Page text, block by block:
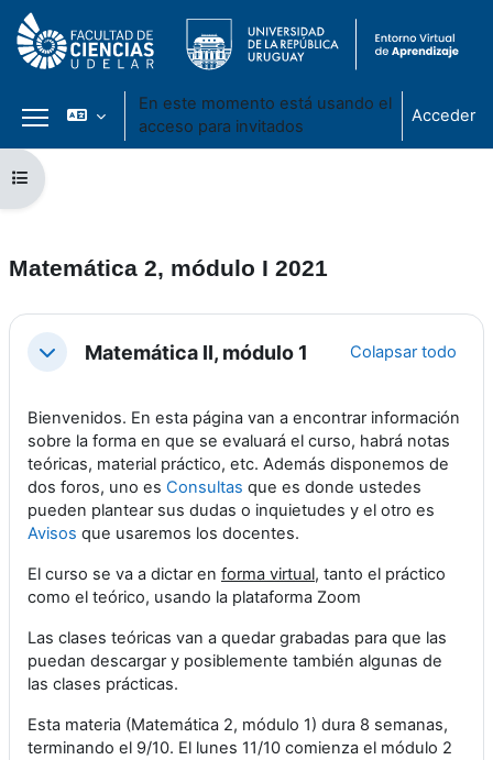
Salta al contenido principal
Panel lateral
En este momento está usando el
acceso para invitados
Acceder
Abrir índice del curso
Matemática 2, módulo I 2021
Perfilado de sección
ColapsarMatemática II, módulo 1 Colapsar todo
Bienvenidos. En esta página van a encontrar información
sobre la forma en que se evaluará el curso, habrá notas
teóricas, material práctico, etc. Además disponemos de
dos foros, uno es Consultas que es donde ustedes
pueden plantear sus dudas o inquietudes y el otro es
Avisos que usaremos los docentes.
El curso se va a dictar en forma virtual, tanto el práctico
como el teórico, usando la plataforma Zoom
Las clases teóricas van a quedar grabadas para que las
puedan descargar y posiblemente también algunas de
las clases prácticas.
Esta materia (Matemática 2, módulo 1) dura 8 semanas,
terminando el 9/10. El lunes 11/10 comienza el módulo 2